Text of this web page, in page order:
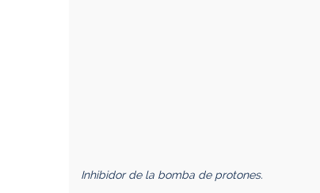
Inhibidor de la bomba de protones.